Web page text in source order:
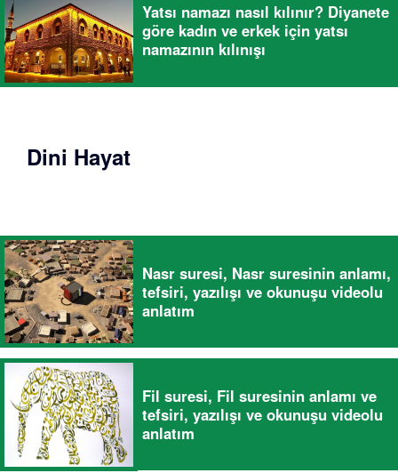
Yatsı namazı nasıl kılınır? Diyanete
göre kadın ve erkek için yatsı
namazının kılınışı
Dini Hayat
Nasr suresi, Nasr suresinin anlamı,
tefsiri, yazılışı ve okunuşu videolu
anlatım
Fil suresi, Fil suresinin anlamı ve
tefsiri, yazılışı ve okunuşu videolu
anlatım